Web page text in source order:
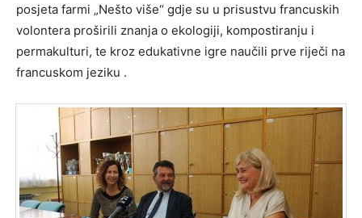
posjeta farmi „Nešto više“ gdje su u prisustvu francuskih
volontera proširili znanja o ekologiji, kompostiranju i
permakulturi, te kroz edukativne igre naučili prve riječi na
francuskom jeziku .